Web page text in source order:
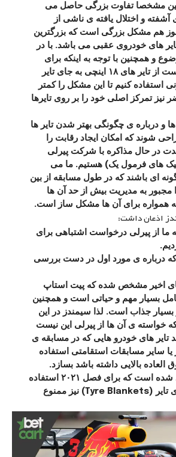
مشخصا تفاوت بزرگی حاصل می
آشفته و اختلال یافته ی ناشی از
هم مشکل بزرگی است که بزرگترین
های خودروی عقبی می باشد. با در
و همچنین با توجه به اینکه برای
فصل ۲۰۲۱ قرار است از تایر های ۱۸ اینچی به جای تایر
کنونی استفاده کنیم تا این مشکل را کمتر
نیز تمرکز اصلی خود را بر روی تایرها
ها و درباره ی چگونگی بهتر شدن تایر ها
شوند که امکان ایجاد رقابت را
در حال مذاکره با شرکت پیرلی
های فرمول یک) هستیم. ما می
گونه ای باشند که در طول مسابقه از بین
مجبور به مدیریت بیش از حد آن ها
همواره برای آن ها مشکل ساز است.
اذعان داشت:
از پیرلی درخواست اشتباهی برای
درباره ی مورد اول در دست بررسی
اخیر مشخص شده که پیت استاپ
بسیار مهم و حیاتی است و همچنین
بسیار جذاب است. لذا سیمندز در این
خواسته ی آن ها از پیرلی این نیست
تایر های خودرو هایی که در مسابقه ی
یا سایر مسابقات استقامتی استفاده
العاده بالایی داشته باشد بسازد.
– همچنین پیشنهاد شده است که برای فصل ۲۰۲۱ استفاده
از پتو یا روکش های تایر (Tyre Blankets) نیز ممنوع